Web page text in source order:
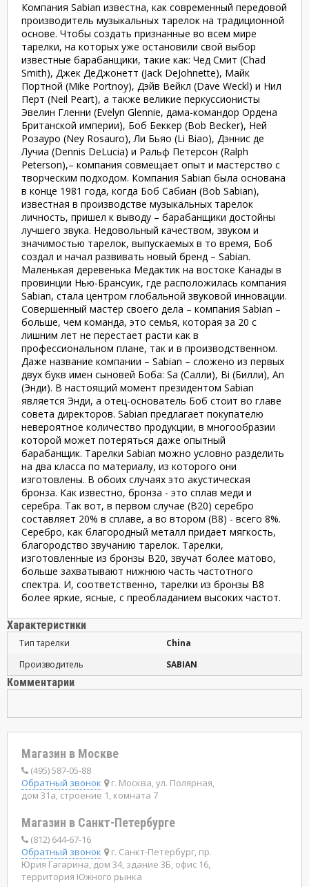
Компания Sabian известна, как современный передовой
производитель музыкальных тарелок на традиционной
основе. Чтобы создать признанные во всем мире
тарелки, на которых уже остановили свой выбор
известные барабанщики, такие как: Чед Смит (Chad
Smith), Джек ДеДжонетт (Jack DeJohnette), Майк
Портной (Mike Portnoy), Дэйв Вейкл (Dave Weckl) и Нил
Перт (Neil Peart), а также великие перкуссионисты
Эвелин Гленни (Evelyn Glennie, дама-командор Ордена
Британской империи), Боб Беккер (Bob Becker), Ней
Розауро (Ney Rosauro), Ли Бьяо (Li Biao), Дэннис де
Лучиа (Dennis DeLucia) и Ральф Петерсон (Ralph
Peterson),– компания совмещает опыт и мастерство с
творческим подходом. Компания Sabian была основана
в конце 1981 года, когда Боб Сабиан (Bob Sabian),
известная в производстве музыкальных тарелок
личность, пришел к выводу – барабанщики достойны
лучшего звука. Недовольный качеством, звуком и
значимостью тарелок, выпускаемых в то время, Боб
создал и начал развивать новый бренд – Sabian.
Маленькая деревенька Медактик на востоке Канады в
провинции Нью-Брансуик, где расположилась компания
Sabian, стала центром глобальной звуковой инновации.
Совершенный мастер своего дела – компания Sabian –
больше, чем команда, это семья, которая за 20 с
лишним лет не перестает расти как в
профессиональном плане, так и в производственном.
Даже название компании – Sabian – сложено из первых
двух букв имен сыновей Боба: Sa (Салли), Bi (Билли), An
(Энди). В настоящий момент президентом Sabian
является Энди, а отец-основатель Боб стоит во главе
совета директоров. Sabian предлагает покупателю
невероятное количество продукции, в многообразии
которой может потеряться даже опытный
барабанщик. Тарелки Sabian можно условно разделить
на два класса по материалу, из которого они
изготовлены. В обоих случаях это акустическая
бронза. Как известно, бронза - это сплав меди и
серебра. Так вот, в первом случае (В20) серебро
составляет 20% в сплаве, а во втором (В8) - всего 8%.
Серебро, как благородный металл придает мягкость,
благородство звучанию тарелок. Тарелки,
изготовленные из бронзы В20, звучат более матово,
больше захватывают нижнюю часть частотного
спектра. И, соответственно, тарелки из бронзы В8
более яркие, ясные, с преобладанием высоких частот.
Характеристики
Тип тарелки
China
Производитель
SABIAN
Комментарии
Магазин в Москве
(495) 587-05-88
Обратный звонок
г. Москва, ул. Полярная,
дом 31а, строение 1, комната 7
Магазин в Санкт-Петербурге
(812) 644-67-16
Обратный звонок
г. Санкт-Петербург, пр.
Юрия Гагарина, дом 34, здание 3Б, офис 16,
территория Южного рынка